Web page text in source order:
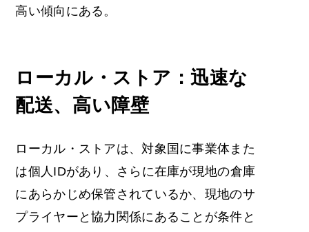
高い傾向にある。
ローカル・ストア：迅速な
配送、高い障壁
ローカル・ストアは、対象国に事業体また
は個人IDがあり、さらに在庫が現地の倉庫
にあらかじめ保管されているか、現地のサ
プライヤーと協力関係にあることが条件と